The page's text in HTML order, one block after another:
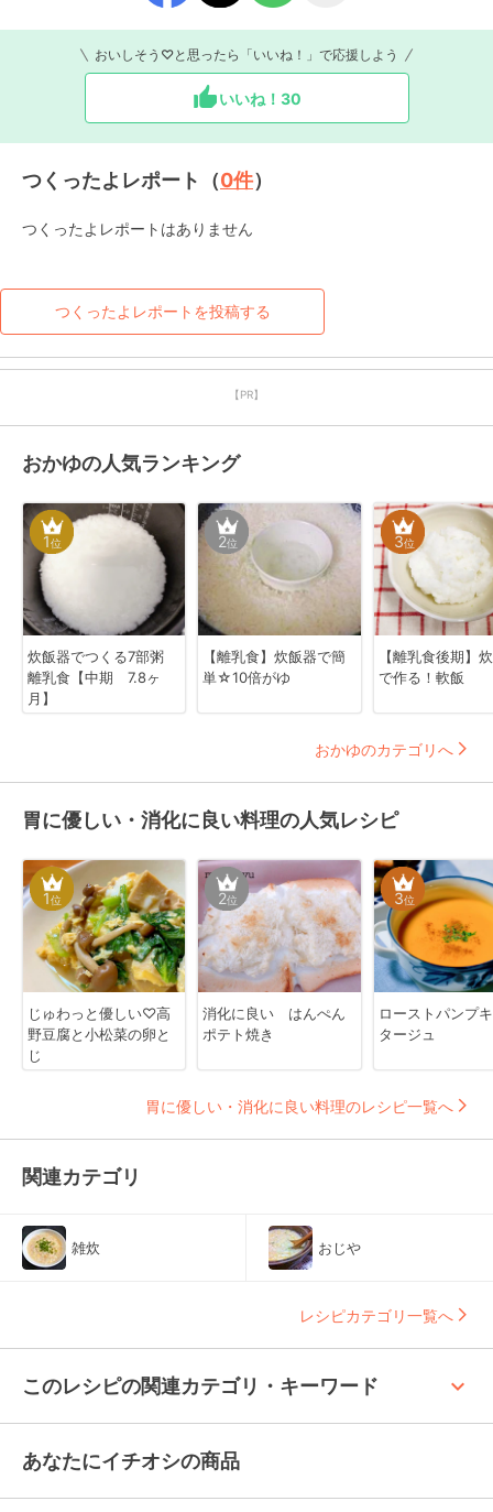
おいしそう♡と思ったら「いいね！」で応援しよう
いいね！ 30
つくったよレポート（0件）
つくったよレポートはありません
つくったよレポートを投稿する
【PR】
おかゆの人気ランキング
1位
炊飯器でつくる7部粥
離乳食【中期 7.8ヶ
月】
2位
【離乳食】炊飯器で簡
単☆10倍がゆ
3位
【離乳食後期】
で作る！軟飯
おかゆのカテゴリへ
胃に優しい・消化に良い料理の人気レシピ
1位
じゅわっと優しい♡高
野豆腐と小松菜の卵と
じ
2位
消化に良い はんぺん
ポテト焼き
3位
ローストパンプ
タージュ
胃に優しい・消化に良い料理のレシピ一覧へ
関連カテゴリ
雑炊 おじや
レシピカテゴリ一覧へ
このレシピの関連カテゴリ・キーワード keyboard_arrow_up
あなたにイチオシの商品